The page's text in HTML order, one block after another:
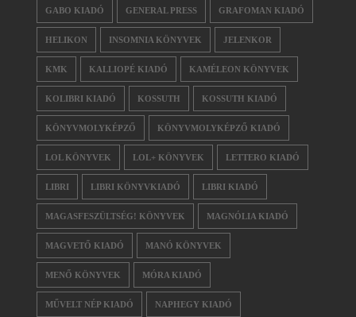
GABO KIADÓ GENERAL PRESS GRAFOMAN KIADÓ
HELIKON INSOMNIA KÖNYVEK JELENKOR
KMK KALLIOPÉ KIADÓ KAMÉLEON KÖNYVEK
KOLIBRI KIADÓ KOSSUTH KOSSUTH KIADÓ
KÖNYVMOLYKÉPZŐ KÖNYVMOLYKÉPZŐ KIADÓ
LOL KÖNYVEK LOL+ KÖNYVEK LETTERO KIADÓ
LIBRI LIBRI KÖNYVKIADÓ LIBRI KIADÓ
MAGASFESZÜLTSÉG! KÖNYVEK MAGNÓLIA KIADÓ
MAGVETŐ KIADÓ MANÓ KÖNYVEK
MENŐ KÖNYVEK MÓRA KIADÓ
MŰVELT NÉP KIADÓ NAPHEGY KIADÓ